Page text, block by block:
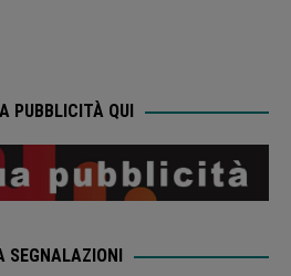
PUBBLICITÀ QUI
SEGNALAZIONI